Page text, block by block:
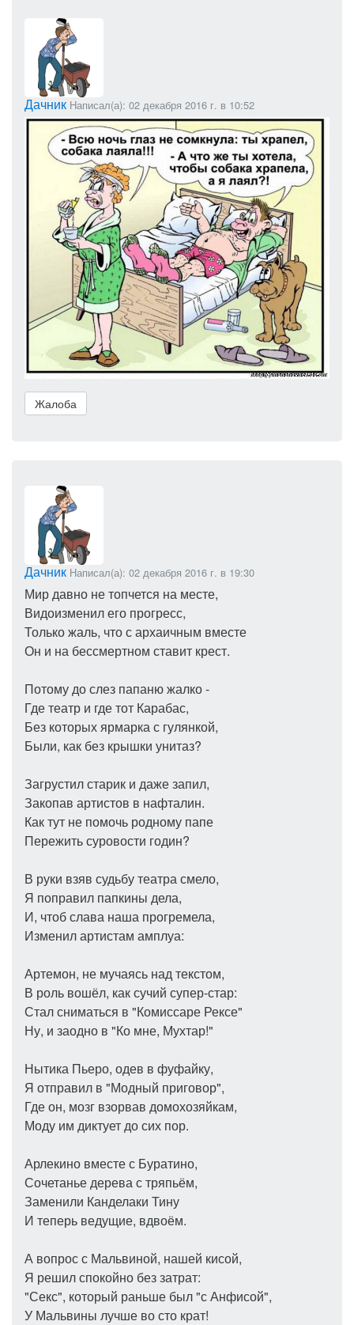
Дачник Написал(а): 02 декабря 2016 г. в 10:52
Жалоба
Дачник Написал(а): 02 декабря 2016 г. в 19:30
Мир давно не топчется на месте,
Видоизменил его прогресс,
Только жаль, что с архаичным вместе
Он и на бессмертном ставит крест.
Потому до слез папаню жалко -
Где театр и где тот Карабас,
Без которых ярмарка с гулянкой,
Были, как без крышки унитаз?
Загрустил старик и даже запил,
Закопав артистов в нафталин.
Как тут не помочь родному папе
Пережить суровости годин?
В руки взяв судьбу театра смело,
Я поправил папкины дела,
И, чтоб слава наша прогремела,
Изменил артистам амплуа:
Артемон, не мучаясь над текстом,
В роль вошёл, как сучий супер-стар:
Стал сниматься в "Комиссаре Рексе"
Ну, и заодно в "Ко мне, Мухтар!"
Нытика Пьеро, одев в фуфайку,
Я отправил в "Модный приговор",
Где он, мозг взорвав домохозяйкам,
Моду им диктует до сих пор.
Арлекино вместе с Буратино,
Сочетанье дерева с тряпьём,
Заменили Канделаки Тину
И теперь ведущие, вдвоём.
А вопрос с Мальвиной, нашей кисой,
Я решил спокойно без затрат:
"Секс", который раньше был "с Анфисой",
У Мальвины лучше во сто крат!